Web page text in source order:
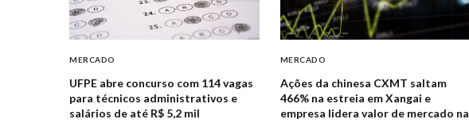
MERCADO
UFPE abre concurso com 114 vagas
para técnicos administrativos e
salários de até R$ 5,2 mil
MERCADO
Ações da chinesa CXMT saltam
466% na estreia em Xangai e
empresa lidera valor de mercado na